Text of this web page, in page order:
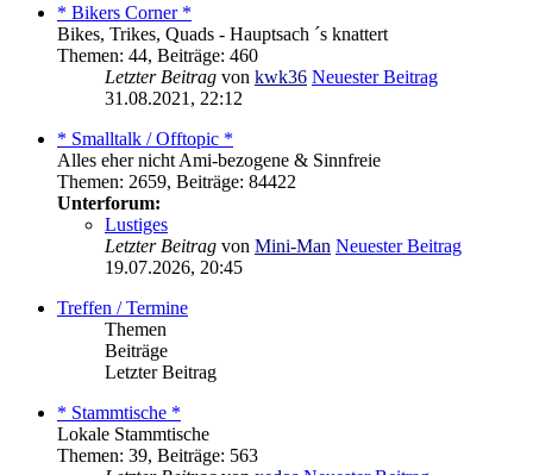
* Bikers Corner *
Bikes, Trikes, Quads - Hauptsach ´s knattert
Themen: 44, Beiträge: 460
Letzter Beitrag von kwk36 Neuester Beitrag
31.08.2021, 22:12
* Smalltalk / Offtopic *
Alles eher nicht Ami-bezogene & Sinnfreie
Themen: 2659, Beiträge: 84422
Unterforum:
Lustiges
Letzter Beitrag von Mini-Man Neuester Beitrag
19.07.2026, 20:45
Treffen / Termine
Themen
Beiträge
Letzter Beitrag
* Stammtische *
Lokale Stammtische
Themen: 39, Beiträge: 563